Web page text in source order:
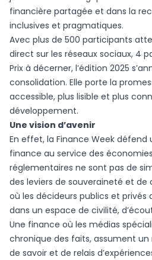
financière partagée et dans la
inclusives et pragmatiques.
Avec plus de 500 participants
direct sur les réseaux sociaux, 4
Prix à décerner, l’édition 2025
consolidation. Elle porte la
accessible, plus lisible et plus
développement.
Une vision d’avenir
En effet, la Finance Week défend
finance au service des
réglementaires ne sont pas de
des leviers de souveraineté et de
où les décideurs publics et privés
dans un espace de civilité,
Une finance où les médias
chronique des faits, assument
de savoir et de relais